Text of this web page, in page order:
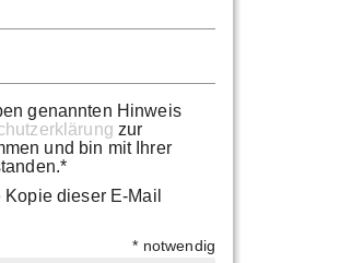
genannten Hinweis
zur
und bin mit Ihrer
Kopie dieser E-Mail
* notwendig